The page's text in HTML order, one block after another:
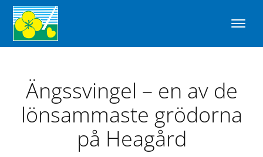
Ängssvingel – en av de
lönsammaste grödorna
på Heagård